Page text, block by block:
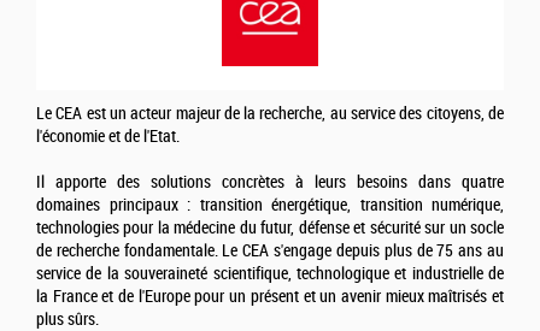
Le CEA est un acteur majeur de la recherche, au service des citoyens, de
l'économie et de l'Etat.
Il apporte des solutions concrètes à leurs besoins dans quatre
domaines principaux : transition énergétique, transition numérique,
technologies pour la médecine du futur, défense et sécurité sur un socle
de recherche fondamentale. Le CEA s'engage depuis plus de 75 ans au
service de la souveraineté scientifique, technologique et industrielle de
la France et de l'Europe pour un présent et un avenir mieux maîtrisés et
plus sûrs.